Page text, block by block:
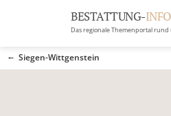
BESTATTUNG-
Das regionale Themenportal rund
BRANCHEN
Siegen-Wittgenstein